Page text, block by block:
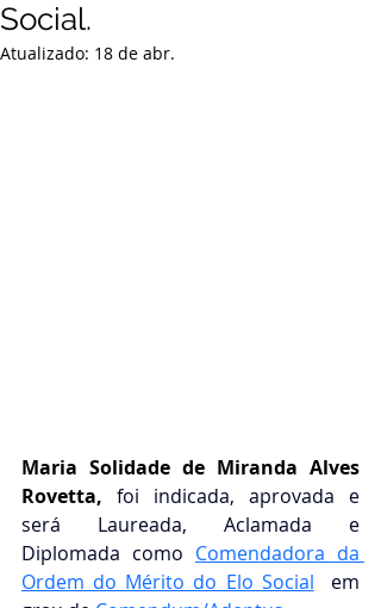
Social.
Atualizado: 18 de abr.
Maria Solidade de Miranda Alves
Rovetta, foi indicada, aprovada e
será Laureada, Aclamada e
Diplomada como Comendadora da
Ordem do Mérito do Elo Social
em